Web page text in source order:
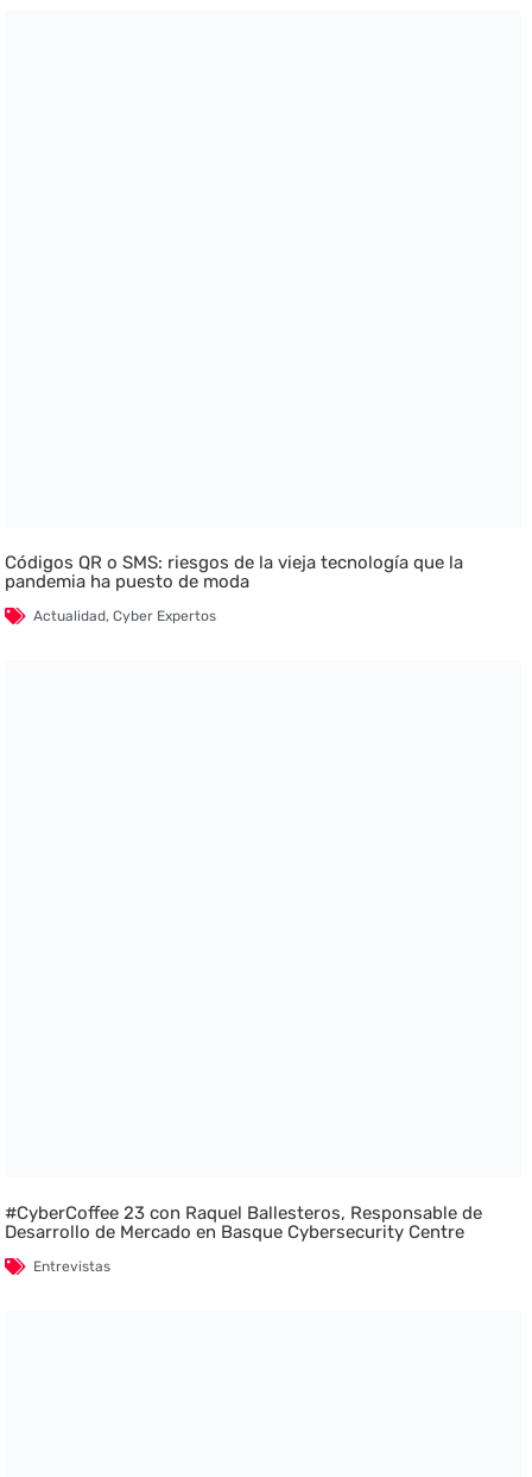
Códigos QR o SMS: riesgos de la vieja tecnología que la
pandemia ha puesto de moda
Actualidad,Cyber Expertos
#CyberCoffee 23 con Raquel Ballesteros, Responsable de
Desarrollo de Mercado en Basque Cybersecurity Centre
Entrevistas